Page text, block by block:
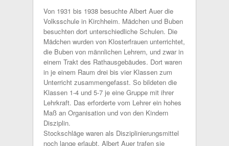
Von 1931 bis 1938 besuchte Albert Auer die
Volksschule in Kirchheim. Mädchen und Buben
besuchten dort unterschiedliche Schulen. Die
Mädchen wurden von Klosterfrauen unterrichtet,
die Buben von männlichen Lehrern, und zwar in
einem Trakt des Rathausgebäudes. Dort waren
in je einem Raum drei bis vier Klassen zum
Unterricht zusammengefasst. So bildeten die
Klassen 1-4 und 5-7 je eine Gruppe mit ihrer
Lehrkraft. Das erforderte vom Lehrer ein hohes
Maß an Organisation und von den Kindern
Disziplin.
Stockschläge waren als Disziplinierungsmittel
noch lange erlaubt. Albert Auer trafen sie